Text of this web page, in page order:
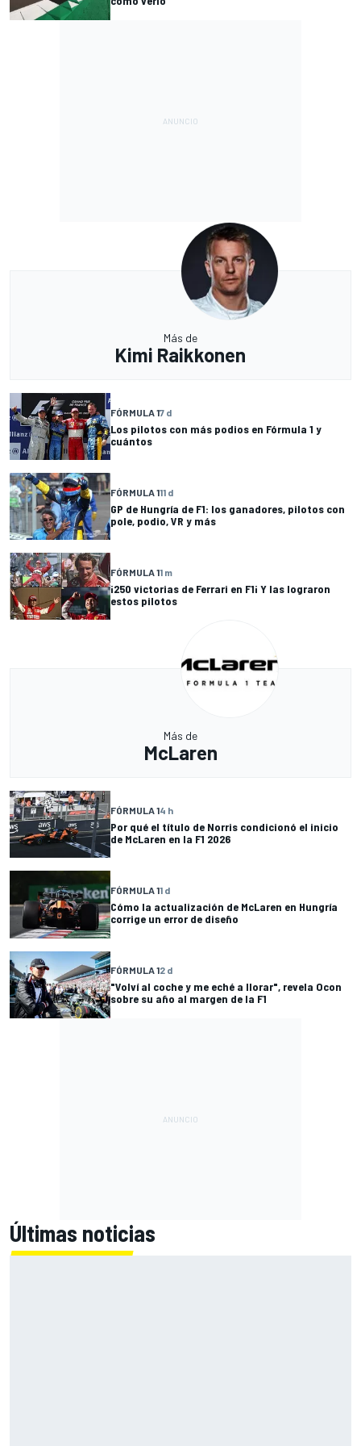
Más de
Kimi Raikkonen
FÓRMULA 17 d
Los pilotos con más podios en Fórmula 1 y
cuántos
FÓRMULA 111 d
GP de Hungría de F1: los ganadores, pilotos con
pole, podio, VR y más
FÓRMULA 11 m
¡250 victorias de Ferrari en F1¡ Y las lograron
estos pilotos
Más de
McLaren
FÓRMULA 14 h
Por qué el título de Norris condicionó el inicio
de McLaren en la F1 2026
FÓRMULA 11 d
Cómo la actualización de McLaren en Hungría
corrige un error de diseño
FÓRMULA 12 d
"Volví al coche y me eché a llorar", revela Ocon
sobre su año al margen de la F1
Últimas noticias